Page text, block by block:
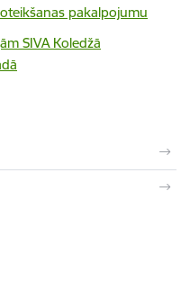
pakalpojumu
SIVA Koledžā